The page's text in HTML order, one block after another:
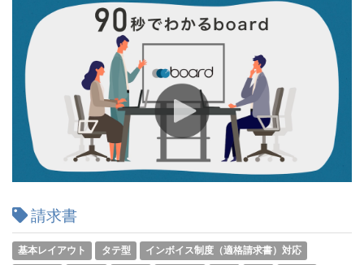
請求書
基本レイアウト タテ型
インボイス制度（適格請求書）対応